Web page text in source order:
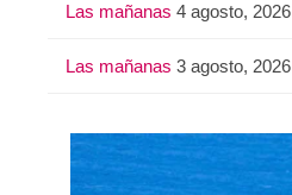
Las mañanas 4 agosto, 2026
Las mañanas 3 agosto, 2026